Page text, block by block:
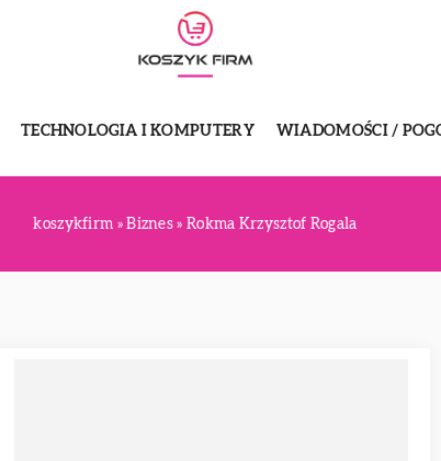
TECHNOLOGIA I KOMPUTERY WIADOMOŚCI /
koszykfirm »Biznes » Rokma Krzysztof Rogala